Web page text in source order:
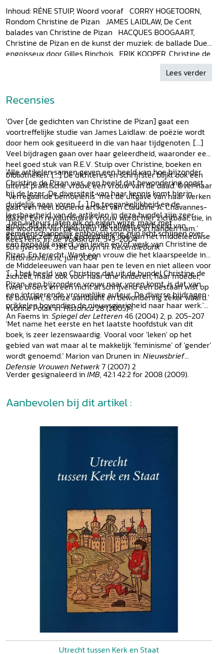
Inhoud: RÉNE STUIP, Woord vooraf CORRY HOGETOORN,
Rondom Christine de Pizan JAMES LAIDLAW, De Cent
balades van Christine de Pizan HACQUES BOOGAART,
Christine de Pizan en de kunst der muziek: de ballade Dueil
engoisseux door Gilles Binchois ERIK KOOPER, Christine de
Pizan en Thomas Hoccleves Letter to Cupid JOSÉ VAN DER
HELM, Het Livre de la cité en Boccaccio ARPAD P. ORBÁN,
kennis en boeken CLAUDINE A. CHAVANNES-MAZAL, De
verregaande bemoeienis van Christine de Pizan met de
uitgave van haar werken THEA SUMMERFIELD, Christine de
Pizan, het Livre dus corps de policie en het «mal pais
d’Angleterre» BERTEKE WAALDIJK, Christine de Pizan en
Vrouwenstudies Over de auteurs
Lees verder
Recensies
'Over [de gedichten van Christine de Pizan] gaat een
voortreffelijke studie van James Laidlaw: de poëzie wordt
door hem ook gesitueerd in die van haar tijdgenoten. [...]
Veel bijdragen gaan over haar geleerdheid, waaronder een
heel goed stuk van R.E.V. Stuip over Christine, boeken en
bibliotheken. [...] De dichteres en schrijfster blijkt ook een
uiterst praktische vrouw, een vrouw van de daad. Over haar
"verregaande bemoeienis" met de uitgave van haar werken
gaat een heel boeiend artikel van Claudine A. Chavannes-
Mazel. Een revolutionaire vrouw wordt hier zichtbaar, die, in
de woorden van de auteur, de touwtjes in handen nam.'
Kees Fens, in:de Volkskrant, 5-3-2004
'Alle artikelen samen geven een beeld van hoe bijzonder
Christine de Pizan was, een beeld dat bewondering oogst
bij de lezer. De diversiteit van haar kennis komt hierin
duidelijk naar voren. [...] De toegankelijkheid en de
leesbaarheid van de artikelen in deze bundel zijn zeer
groot. Als lezer krijgt men niet alleen een beeld van
Christine zelf, maar gedeeltelijk ook van het middeleeuwse
schrijversvak.' J.M. de Bruyn in:Recensiebank
historischhuis.nl,juni 2004
'Tien auteurs laten elk op eigen wijze, maar met
gemeenschappelijk enthousiasme, hun licht schijnen over
een bepaald aspect van leven en/of werk van Christine de
Pizan. En terecht. Want een vrouw die het klaarspeelde in
de Middeleeuwen van haar pen te leven en niet alleen voor
zichzelf, maar ook voor haar drie kinderen, haar moeder,
twee broers en een nicht al schrijvend een bestaan wist op
te bouwen, is onze aandacht en bewondering zeker waard.'
Yvonne Polak in:Historica28 (2005) 1
'[...] het beeld van Christine dat uit de bundel Christine de
Pizan, een bijzondere vrouw naar voren komt, is dat van
een intrigerende vrouwelijke auteur. De diverse bijdragen
prikkelen bovendien de nieuwsgierigheid naar haar werk.'
An Faems in: Spiegel der Letteren46 (2004) 2, p. 205-207
'Met name het eerste en het laatste hoofdstuk van dit
boek, is zeer lezenswaardig. Vooral voor 'leken' op het
gebied van wat maar al te makkelijk 'feminisme' of 'gender'
wordt genoemd.' Marion van Drunen in: Nieuwsbrief
Defensie Vrouwen Netwerk7 (2007) 2
Verder gesignaleerd in IMB, 42:1 42:2 for 2008 (2009).
Aanbevolen bij dit artikel :
Utrecht tussen Kerk en Staat